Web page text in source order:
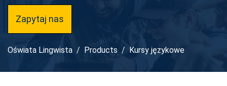
Zapytaj nas
Oświata Lingwista Products Kursy językowe